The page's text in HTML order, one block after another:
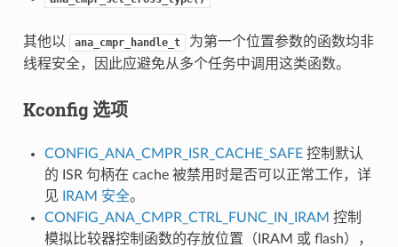
其他以 ana_cmpr_handle_t
为第一个位置参数的函数均非
线程安全，因此应避免从多个任务中调用这类函数。
Kconfig 选项
CONFIG_ANA_CMPR_ISR_CACHE_SAFE控制默认
的 ISR 句柄在 cache 被禁用时是否可以正常工作，详
见
IRAM 安全。
CONFIG_ANA_CMPR_CTRL_FUNC_IN_IRAM 控制
模拟比较器控制函数的存放位置（IRAM 或 flash），